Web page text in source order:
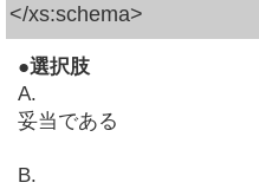
</xs:schema>
●選択肢
A.
妥当である
B.